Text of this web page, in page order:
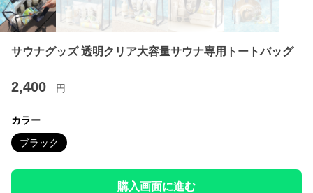
サウナグッズ 透明クリア大容量サウナ専用トートバッグ
2,400 円
カラー
ブラック
購入画面に進む